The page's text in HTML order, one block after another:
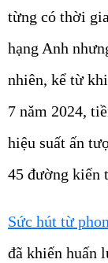
từng có thời
hạng Anh
nhiên, kể từ
7 năm 2024,
hiệu suất ấn
45 đường kiến
Sức hút từ
đã khiến huấn